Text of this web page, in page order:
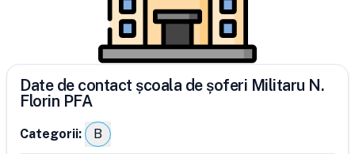
Date de contact școala de șoferi Militaru N.
Florin PFA
Categorii: B